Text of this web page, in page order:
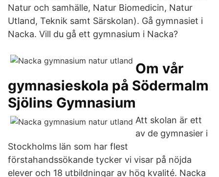
Natur och samhälle, Natur Biomedicin, Natur
Utland, Teknik samt Särskolan). Gå gymnasiet i
Nacka. Vill du gå ett gymnasium i Nacka?
Om vår
gymnasieskola på Södermalm
Sjölins Gymnasium
Att skolan är ett
av de gymnasier i
Stockholms län som har flest
förstahandssökande tycker vi visar på nöjda
elever och 18 utbildningar av hög kvalité. Nacka